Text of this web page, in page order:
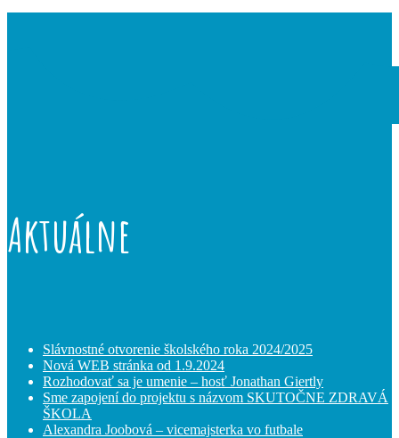
Aktuálne
Slávnostné otvorenie školského roka 2024/2025
Nová WEB stránka od 1.9.2024
Rozhodovať sa je umenie – hosť Jonathan Giertly
Sme zapojení do projektu s názvom SKUTOČNE ZDRAVÁ
ŠKOLA
Alexandra Joobová – vicemajsterka vo futbale